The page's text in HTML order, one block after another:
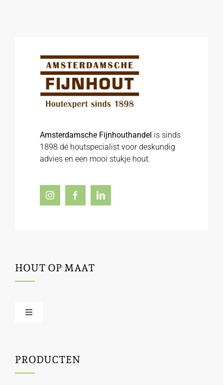
Amsterdamsche Fijnhouthandel is sinds
1898 dé houtspecialist voor deskundig
advies en een mooi stukje hout.
HOUT OP MAAT
Toggle
Houtbewerking
PRODUCTEN